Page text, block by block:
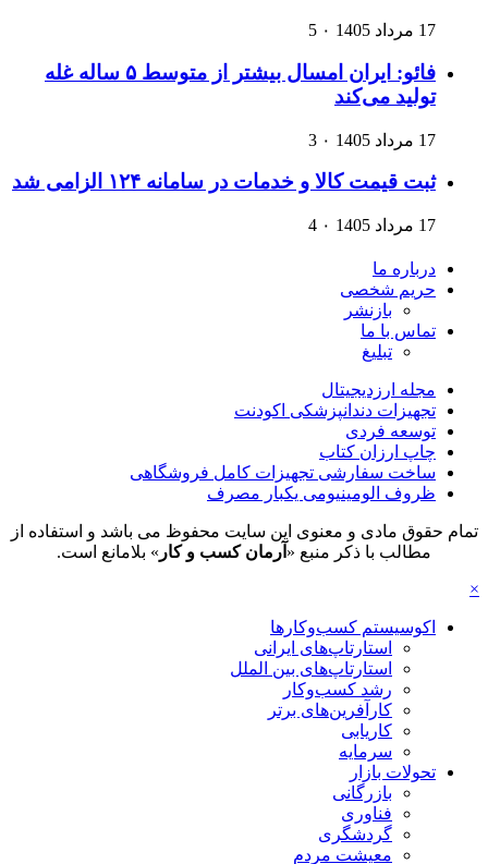
17 مرداد 1405 ۰ 5
فائو: ایران امسال بیشتر از متوسط ۵ ساله غله
تولید می‌کند
17 مرداد 1405 ۰ 3
ثبت قیمت کالا و خدمات در سامانه ۱۲۴ الزامی شد
17 مرداد 1405 ۰ 4
درباره ما
حریم شخصی
بازنشر
تماس با ما
تبلیغ
مجله ارزدیجیتال
تجهیزات دندانپزشکی اکودنت
توسعه فردی
چاپ ارزان کتاب
ساخت سفارشی تجهیزات کامل فروشگاهی
ظروف الومینیومی یکبار مصرف
تمام حقوق مادی و معنوی این سایت محفوظ می باشد و استفاده از
مطالب با ذکر منبع « آرمان کسب و کار » بلامانع است.
×
اکوسیستم کسب‌وکارها
استارتاپ‌های ایرانی
استارتاپ‌های بین الملل
رشد کسب‌وکار
کارآفرین‌های برتر
کاریابی
سرمایه
تحولات بازار
بازرگانی
فناوری
گردشگری
معیشت مردم